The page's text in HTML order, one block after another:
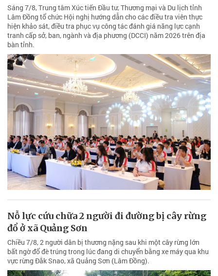
Sáng 7/8, Trung tâm Xúc tiến Đầu tư, Thương mại và Du lịch tỉnh
Lâm Đồng tổ chức Hội nghị hướng dẫn cho các điều tra viên thực
hiện khảo sát, điều tra phục vụ công tác đánh giá năng lực cạnh
tranh cấp sở, ban, ngành và địa phương (DCCI) năm 2026 trên địa
bàn tỉnh.
Nỗ lực cứu chữa 2 người đi đường bị cây rừng
đổ ở xã Quảng Sơn
Chiều 7/8, 2 người dân bị thương nặng sau khi một cây rừng lớn
bất ngờ đổ đè trúng trong lúc đang di chuyển bằng xe máy qua khu
vực rừng Đắk Snao, xã Quảng Sơn (Lâm Đồng).